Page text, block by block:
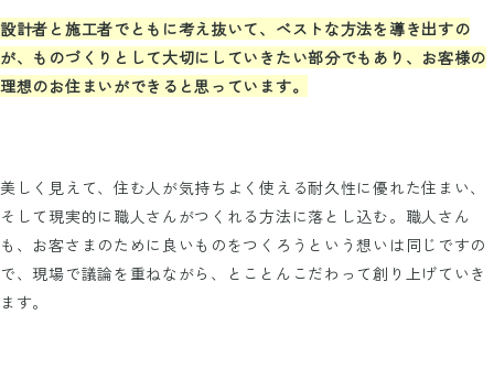
設計者と施工者でともに考え抜いて、ベストな方法を導き出すの
が、ものづくりとして大切にしていきたい部分でもあり、お客様の
理想のお住まいができると思っています。
美しく見えて、住む人が気持ちよく使える耐久性に優れた住まい、
そして現実的に職人さんがつくれる方法に落とし込む。職人さん
も、お客さまのために良いものをつくろうという想いは同じですの
で、現場で議論を重ねながら、とことんこだわって創り上げていき
ます。